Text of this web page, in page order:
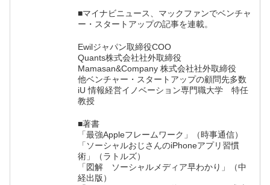
■マイナビニュース、マックファンでベンチャ
ー・スタートアップの記事を連載。
Ewilジャパン取締役COO
Quants株式会社社外取締役
Mamasan&Company 株式会社社外取締役
他ベンチャー・スタートアップの顧問先多数
iU 情報経営イノベーション専門職大学 特任
教授
■著書
「最強Appleフレームワーク」（時事通信）
「ソーシャルおじさんのiPhoneアプリ習慣
術」（ラトルズ）
「図解 ソーシャルメディア早わかり」（中
経出版）